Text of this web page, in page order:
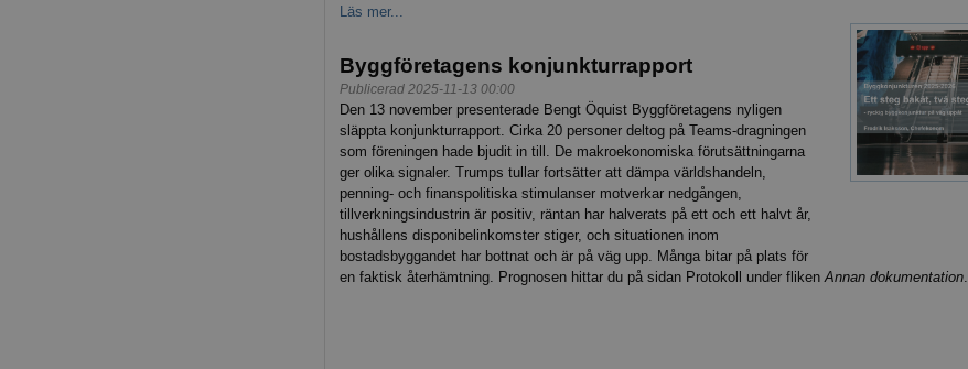
Läs mer...
Byggföretagens konjunkturrapport
Publicerad 2025-11-13 00:00
Den 13 november presenterade Bengt Öquist Byggföretagens nyligen
släppta konjunkturrapport. Cirka 20 personer deltog på Teams-dragningen
som föreningen hade bjudit in till. De makroekonomiska förutsättningarna
ger olika signaler. Trumps tullar fortsätter att dämpa världshandeln,
penning- och finanspolitiska stimulanser motverkar nedgången,
tillverkningsindustrin är positiv, räntan har halverats på ett och ett halvt år,
hushållens disponibelinkomster stiger, och situationen inom
bostadsbyggandet har bottnat och är på väg upp. Många bitar på plats för
en faktisk återhämtning. Prognosen hittar du på sidan Protokoll under flikenAnnan dokumentation.